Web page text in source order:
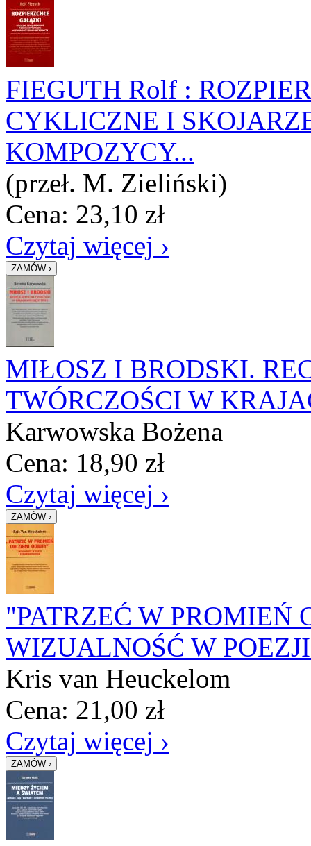
FIEGUTH Rolf :
CYKLICZNE I
KOMPOZYCY...
(przeł. M. Zieliński)
Cena: 23,10 zł
Czytaj więcej ›
MIŁOSZ I BRODSKI.
TWÓRCZOŚCI W
Karwowska Bożena
Cena: 18,90 zł
Czytaj więcej ›
"PATRZEĆ W
WIZUALNOŚĆ W
Kris van Heuckelom
Cena: 21,00 zł
Czytaj więcej ›